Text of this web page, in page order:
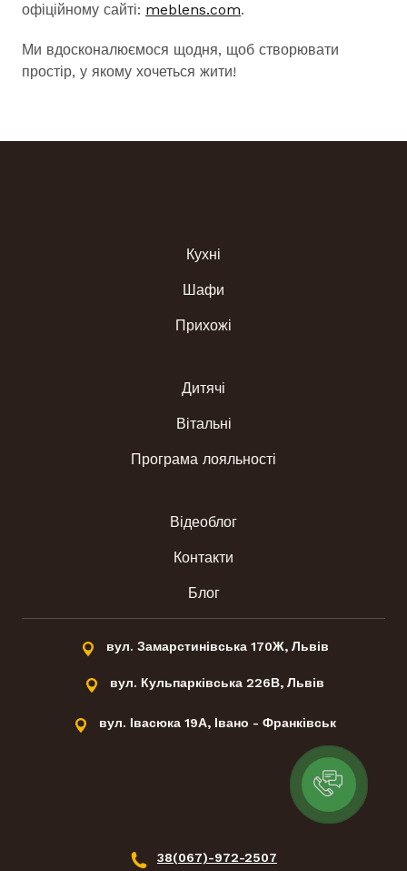
офіційному сайті: meblens.com.
Ми вдосконалюємося щодня, щоб створювати
простір, у якому хочеться жити!
Кухні
Шафи
Прихожі
Дитячі
Вітальні
Програма лояльності
Відеоблог
Контакти
Блог
вул. Замарстинівська 170Ж, Львів
вул. Кульпарківська 226В, Львів
вул. Івасюка 19А, Івано - Франківськ
38(067)-972-2507